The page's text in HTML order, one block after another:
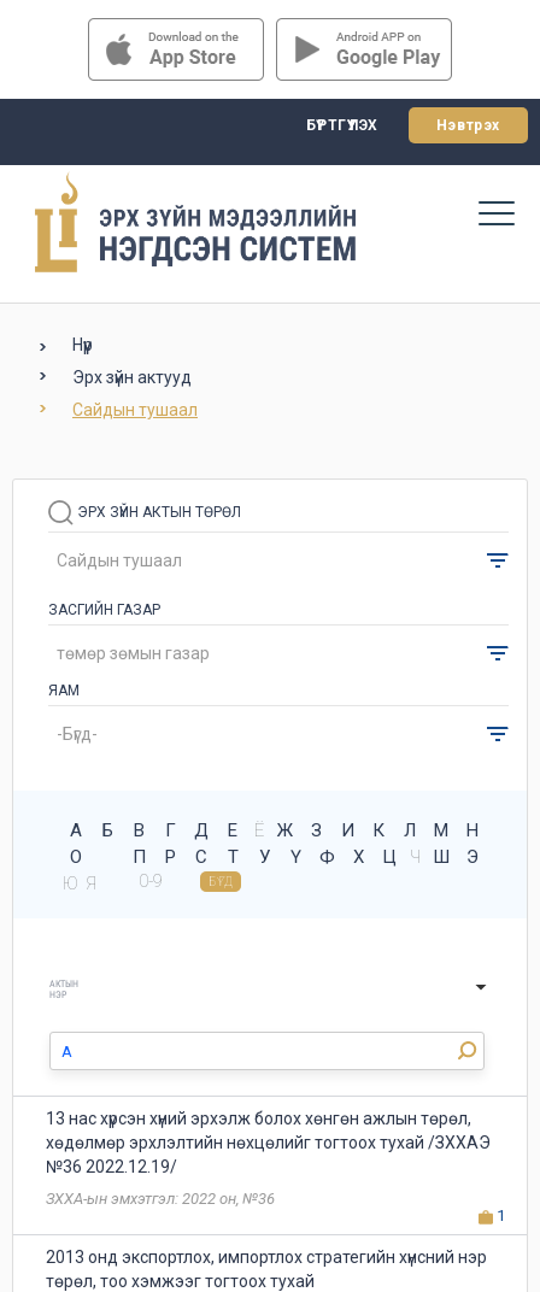
БҮРТГҮҮЛЭХ Нэвтрэх
Нүүр
Эрх зүйн актууд
Сайдын тушаал
ЭРХ ЗҮЙН АКТЫН ТӨРӨЛ
ЗАСГИЙН ГАЗАР
ЯАМ
А Б В Г Д Е Ё Ж З И К Л М
Н
О
П Р С Т У Ү Ф Х Ц Ч Ш
Э
Ю Я 0-9 БҮГД
АКТЫН
НЭР
13 нас хүрсэн хүний эрхэлж болох хөнгөн ажлын төрөл,
хөдөлмөр эрхлэлтийн нөхцөлийг тогтоох тухай /ЗХХАЭ
№36 2022.12.19/
ЗХХА-ын эмхэтгэл: 2022 он, №36
1
2013 онд экспортлох, импортлох стратегийн хүнсний нэр
төрөл, тоо хэмжээг тогтоох тухай